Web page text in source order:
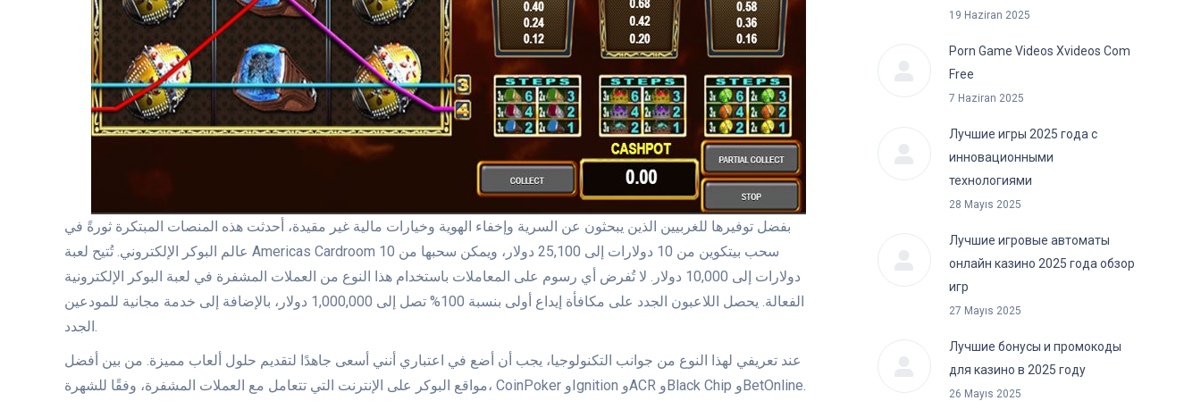
بفضل توفيرها للغربيين الذين يبحثون عن السرية وإخفاء الهوية وخيارات مالية غير مقيدة، أحدثت هذه المنصات المبتكرة ثورةً في
عالم البوكر الإلكتروني. تُتيح لعبة Americas Cardroom سحب بيتكوين من 10 دولارات إلى 25,100 دولار، ويمكن سحبها من 10
دولارات إلى 10,000 دولار. لا تُفرض أي رسوم على المعاملات باستخدام هذا النوع من العملات المشفرة في لعبة البوكر الإلكترونية
الفعالة. يحصل اللاعبون الجدد على مكافأة إيداع أولى بنسبة 100% تصل إلى 1,000,000 دولار، بالإضافة إلى خدمة مجانية للمودعين
الجدد.
عند تعريفي لهذا النوع من جوانب التكنولوجيا، يجب أن أضع في اعتباري أنني أسعى جاهدًا لتقديم حلول ألعاب مميزة. من بين أفضل
مواقع البوكر على الإنترنت التي تتعامل مع العملات المشفرة، وفقًا للشهرة، CoinPoker وIgnition وACR وBlack Chip وBetOnline.
19 Haziran 2025
Porn Game Videos Xvideos Com
Free
7 Haziran 2025
Лучшие игры 2025 года с
инновационными
технологиями
28 Mayıs 2025
Лучшие игровые автоматы
онлайн казино 2025 года обзор
игр
27 Mayıs 2025
Лучшие бонусы и промокоды
для казино в 2025 году
26 Mayıs 2025